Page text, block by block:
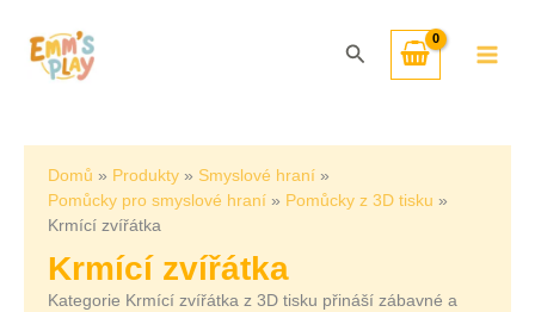
obsah
Hledat
Domů Produkty
Smyslové hraní
Pomůcky pro smyslové hraní
Pomůcky z 3D tisku
Krmící zvířátka
Krmící zvířátka
Kategorie Krmící zvířátka z 3D tisku přináší zábavné a
nejnovějších